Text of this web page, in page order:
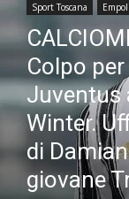
Sport Toscana
Colpo
Juventus
Winter.
di
giovane